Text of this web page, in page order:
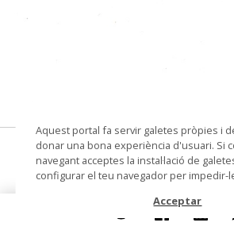
© Museu de les Terres de l'Ebre
pel·lícula: El
programa
Aquest portal fa servir galetes pròpies i
donar una bona experiència d'usuari. Si
navegant acceptes la instal·lació de
configurar el teu navegador per impedir-
Acceptar